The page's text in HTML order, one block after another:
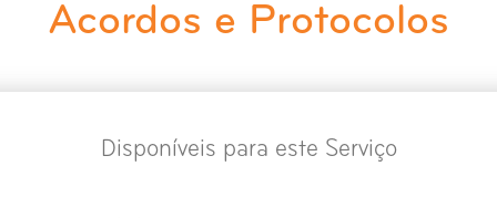
Acordos e Protocolos
Disponíveis para este Serviço